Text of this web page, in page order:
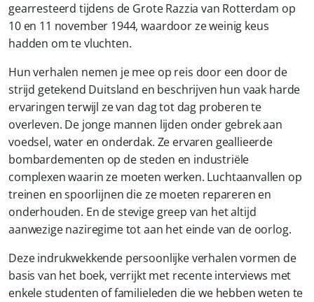
gearresteerd tijdens de Grote Razzia van Rotterdam op
10 en 11 november 1944, waardoor ze weinig keus
hadden om te vluchten.
Hun verhalen nemen je mee op reis door een door de
strijd getekend Duitsland en beschrijven hun vaak harde
ervaringen terwijl ze van dag tot dag proberen te
overleven. De jonge mannen lijden onder gebrek aan
voedsel, water en onderdak. Ze ervaren geallieerde
bombardementen op de steden en industriële
complexen waarin ze moeten werken. Luchtaanvallen op
treinen en spoorlijnen die ze moeten repareren en
onderhouden. En de stevige greep van het altijd
aanwezige naziregime tot aan het einde van de oorlog.
Deze indrukwekkende persoonlijke verhalen vormen de
basis van het boek, verrijkt met recente interviews met
enkele studenten of familieleden die we hebben weten te